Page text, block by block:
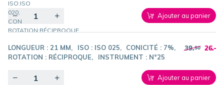
Quantity Ajouter au panier
LONGUEUR : 21 MM ISO : ISO 025 CONICITÉ : 7%
ROTATION : RÉCIPROQUE INSTRUMENT : N°25
39.50 26.-
Quantity Ajouter au panier